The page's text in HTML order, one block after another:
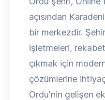
açısından
bir merkezdir.
işletmeleri,
çıkmak için
çözümlerine
Ordu'nin gelişen